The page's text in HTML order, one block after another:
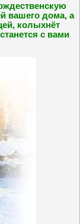
вашего дома, а
колыхнёт
с вами